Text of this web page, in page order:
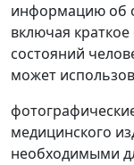
информацию об
включая
состояний
может
медицинского
необходимыми